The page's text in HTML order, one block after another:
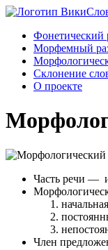
Фонетический
Морфемный
Склонение
О проекте
Часть речи —
Член